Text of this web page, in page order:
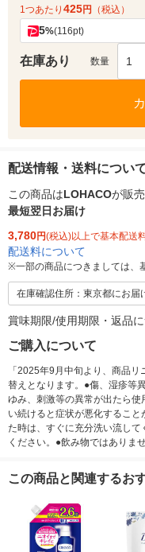
1つあたり 425円 （税込）
5%(116pt)
在庫あり 数量 1
配送情報・送料につい
この商品はLOHACOが販
最短翌日お届け
3,780円(税込)以上で基本配送
配送料について
※一部の商品につきましては、
在庫確認住所：東京都にお届
賞味期限/使用期限・返品
ご購入について
「2025年9月中旬より、商品
替えとなります。●傷、湿疹等
ゆみ、刺激等の異常が出たら
い続けると症状が悪化するこ
た時は、すぐに充分洗い流し
ください。●飲み物ではありませ
この商品と関連するお